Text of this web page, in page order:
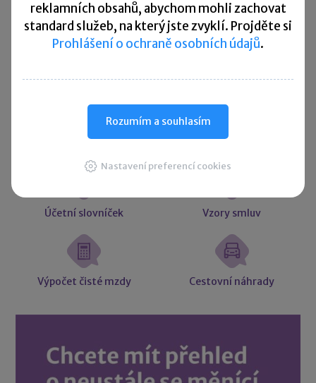
Více ▼
Účetní slovníček Vzory smluv
Výpočet čisté mzdy Cestovní náhrady
reklamních obsahů, abychom mohli zachovat
standard služeb, na který jste zvyklí. Projděte si
Prohlášení o ochraně osobních údajů.
Rozumím a souhlasím
Nastavení preferencí cookies